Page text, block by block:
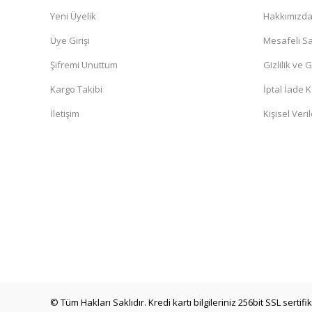
Yeni Üyelik
Üye Girişi
Şifremi Unuttum
Kargo Takibi
İletişim
Hakkımızda
Mesafeli
Gizlilik ve
İptal İade
Kişisel
© Tüm Hakları Saklıdır. Kredi kartı bilgileriniz 256bit SSL